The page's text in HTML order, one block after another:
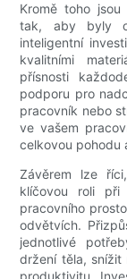
Kromě toho jsou
tak, aby byly
inteligentní
kvalitními
přísnosti
podporu pro
pracovník nebo
ve vašem
celkovou pohodu
Závěrem lze
klíčovou roli při
pracovního
odvětvích.
jednotlivé
držení těla,